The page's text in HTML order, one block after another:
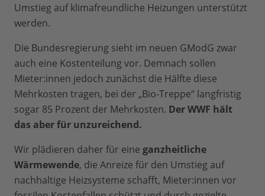
Umstieg auf klimafreundliche Heizungen unterstützt
werden.
Die Bundesregierung sieht im neuen GModG zwar
auch eine Kostenteilung vor. Demnach sollen
Mieter:innen jedoch zunächst die Hälfte diese
Mehrkosten tragen, bei der „Bio-Treppe“ langfristig
sogar 85 Prozent der Mehrkosten. Der WWF hält
das aber für unzureichend.
Wir plädieren daher für eine ganzheitliche
Wärmewende, die Anreize für den Umstieg auf
nachhaltige Heizsysteme schafft, Mieter:innen vor